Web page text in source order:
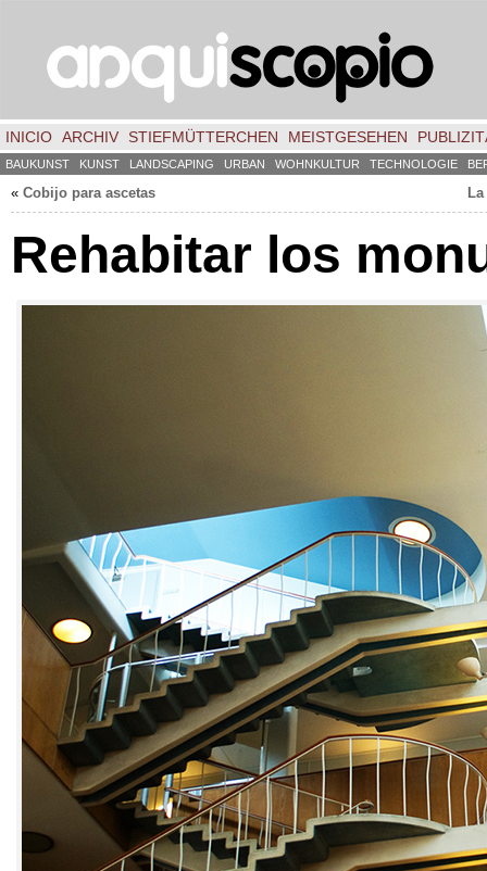
INICIO ARCHIV STIEFMÜTTERCHEN MEISTGESEHEN
BAUKUNST KUNST LANDSCAPING URBAN WOHNKULTUR TECHNOLOGIE
« Cobijo para ascetas
Rehabitar los